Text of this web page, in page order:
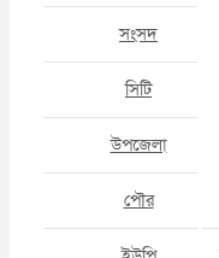
সংসদ
সিটি
উপজেলা
পৌর